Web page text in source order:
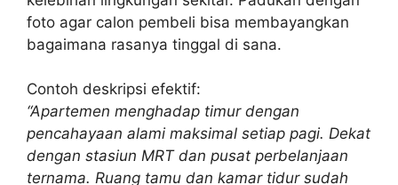
foto agar calon pembeli bisa membayangkan
bagaimana rasanya tinggal di sana.
Contoh deskripsi efektif:
“Apartemen menghadap timur dengan
pencahayaan alami maksimal setiap pagi. Dekat
dengan stasiun MRT dan pusat perbelanjaan
ternama. Ruang tamu dan kamar tidur sudah